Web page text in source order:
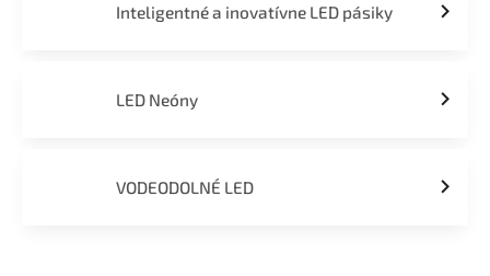
Inteligentné a inovatívne LED pásiky
LED Neóny
VODEODOLNÉ LED